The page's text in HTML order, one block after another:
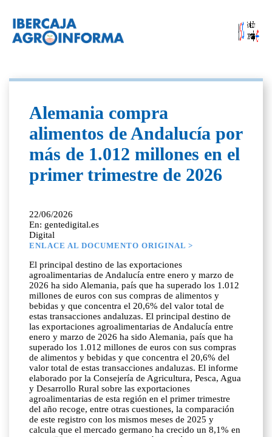
Alemania compra
alimentos de Andalucía por
más de 1.012 millones en el
primer trimestre de 2026
22/06/2026
En: gentedigital.es
Digital
ENLACE AL DOCUMENTO ORIGINAL >
El principal destino de las exportaciones
agroalimentarias de Andalucía entre enero y marzo de
2026 ha sido Alemania, país que ha superado los 1.012
millones de euros con sus compras de alimentos y
bebidas y que concentra el 20,6% del valor total de
estas transacciones andaluzas. El principal destino de
las exportaciones agroalimentarias de Andalucía entre
enero y marzo de 2026 ha sido Alemania, país que ha
superado los 1.012 millones de euros con sus compras
de alimentos y bebidas y que concentra el 20,6% del
valor total de estas transacciones andaluzas. El informe
elaborado por la Consejería de Agricultura, Pesca, Agua
y Desarrollo Rural sobre las exportaciones
agroalimentarias de esta región en el primer trimestre
del año recoge, entre otras cuestiones, la comparación
de este registro con los mismos meses de 2025 y
calcula que el mercado germano ha crecido un 8,1% en